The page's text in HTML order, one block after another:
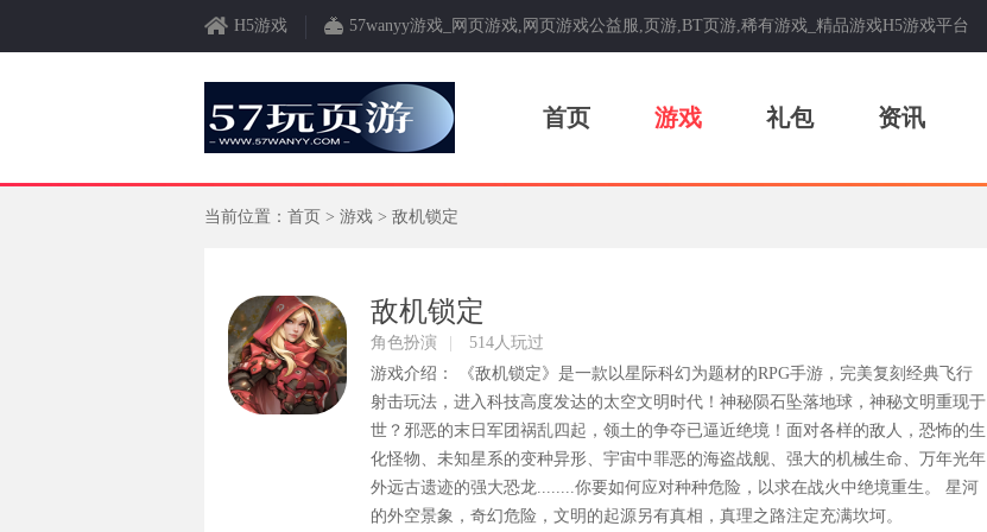
H5游戏 57wanyy游戏_网页游戏,网页游戏公益服,页游,BT页游,稀有游戏_精品游戏H5游戏平台
首页 游戏 礼包 资讯
当前位置： 首页 > 游戏 > 敌机锁定
敌机锁定
角色扮演
514人玩过
游戏介绍： 《敌机锁定》是一款以星际科幻为题材的RPG手游，完美复刻经典飞行
射击玩法，进入科技高度发达的太空文明时代！神秘陨石坠落地球，神秘文明重现于
世？邪恶的末日军团祸乱四起，领土的争夺已逼近绝境！面对各样的敌人，恐怖的生
化怪物、未知星系的变种异形、宇宙中罪恶的海盗战舰、强大的机械生命、万年光年
外远古遗迹的强大恐龙........你要如何应对种种危险，以求在战火中绝境重生。 星河
的外空景象，奇幻危险，文明的起源另有真相，真理之路注定充满坎坷。